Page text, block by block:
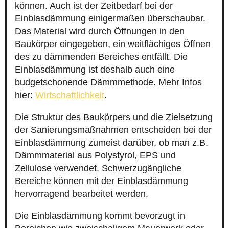
können. Auch ist der Zeitbedarf bei der
Einblasdämmung einigermaßen überschaubar.
Das Material wird durch Öffnungen in den
Baukörper eingegeben, ein weitflächiges Öffnen
des zu dämmenden Bereiches entfällt. Die
Einblasdämmung ist deshalb auch eine
budgetschonende Dämmmethode. Mehr Infos
hier: Wirtschaftlichkeit.
Die Struktur des Baukörpers und die Zielsetzung
der Sanierungsmaßnahmen entscheiden bei der
Einblasdämmung zumeist darüber, ob man z.B.
Dämmmaterial aus Polystyrol, EPS und
Zellulose verwendet. Schwerzugängliche
Bereiche können mit der Einblasdämmung
hervorragend bearbeitet werden.
Die Einblasdämmung kommt bevorzugt in